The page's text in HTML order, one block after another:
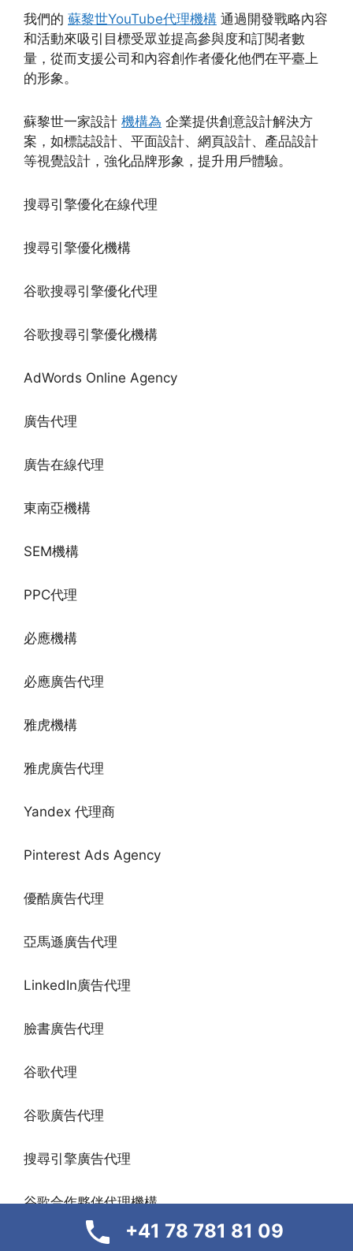
我們的 蘇黎世YouTube代理機構 通過開發戰略內容
和活動來吸引目標受眾並提高參與度和訂閱者數
量，從而支援公司和內容創作者優化他們在平臺上
的形象。
蘇黎世一家設計 機構為 企業提供創意設計解決方
案，如標誌設計、平面設計、網頁設計、產品設計
等視覺設計，強化品牌形象，提升用戶體驗。
搜尋引擎優化在線代理
搜尋引擎優化機構
谷歌搜尋引擎優化代理
谷歌搜尋引擎優化機構
AdWords Online Agency
廣告代理
廣告在線代理
東南亞機構
SEM機構
PPC代理
必應機構
必應廣告代理
雅虎機構
雅虎廣告代理
Yandex 代理商
Pinterest Ads Agency
優酷廣告代理
亞馬遜廣告代理
LinkedIn廣告代理
臉書廣告代理
谷歌代理
谷歌廣告代理
搜尋引擎廣告代理
谷歌合作夥伴代理機構
+41 78 781 81 09